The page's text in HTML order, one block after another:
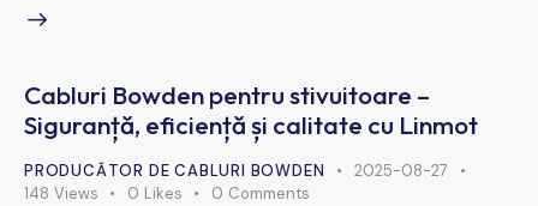
Cabluri Bowden pentru stivuitoare –
Siguranță, eficiență și calitate cu Linmot
PRODUCĂTOR DE CABLURI BOWDEN
2025-08-27
148 Views 0 Likes 0 Comments